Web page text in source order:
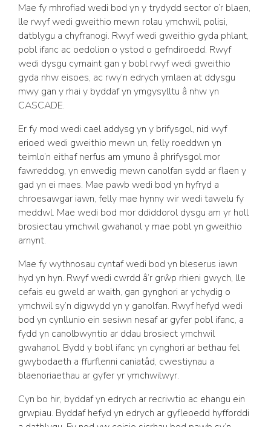
Mae fy mhrofiad wedi bod yn y trydydd sector o’r blaen,
lle rwyf wedi gweithio mewn rolau ymchwil, polisi,
datblygu a chyfranogi. Rwyf wedi gweithio gyda phlant,
pobl ifanc ac oedolion o ystod o gefndiroedd. Rwyf
wedi dysgu cymaint gan y bobl rwyf wedi gweithio
gyda nhw eisoes, ac rwy’n edrych ymlaen at ddysgu
mwy gan y rhai y byddaf yn ymgysylltu â nhw yn
CASCADE.
Er fy mod wedi cael addysg yn y brifysgol, nid wyf
erioed wedi gweithio mewn un, felly roeddwn yn
teimlo’n eithaf nerfus am ymuno â phrifysgol mor
fawreddog, yn enwedig mewn canolfan sydd ar flaen y
gad yn ei maes. Mae pawb wedi bod yn hyfryd a
chroesawgar iawn, felly mae hynny wir wedi tawelu fy
meddwl. Mae wedi bod mor ddiddorol dysgu am yr holl
brosiectau ymchwil gwahanol y mae pobl yn gweithio
arnynt.
Mae fy wythnosau cyntaf wedi bod yn bleserus iawn
hyd yn hyn. Rwyf wedi cwrdd â’r grŵp rhieni gwych, lle
cefais eu gweld ar waith, gan gynghori ar ychydig o
ymchwil sy’n digwydd yn y ganolfan. Rwyf hefyd wedi
bod yn cynllunio ein sesiwn nesaf ar gyfer pobl ifanc, a
fydd yn canolbwyntio ar ddau brosiect ymchwil
gwahanol. Bydd y bobl ifanc yn cynghori ar bethau fel
gwybodaeth a ffurflenni caniatâd, cwestiynau a
blaenoriaethau ar gyfer yr ymchwilwyr.
Cyn bo hir, byddaf yn edrych ar recriwtio ac ehangu ein
grwpiau. Byddaf hefyd yn edrych ar gyfleoedd hyfforddi